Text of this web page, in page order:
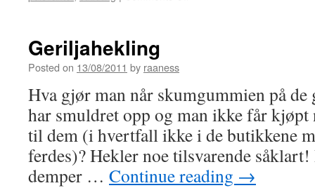
Geriljahekling
Posted on 13/08/2011 by raaness
Hva gjør man når skumgummien på de
har smuldret opp og man ikke får
til dem (i hvertfall ikke i de butikkene
ferdes)? Hekler noe tilsvarende såklart!
demper … Continue reading →